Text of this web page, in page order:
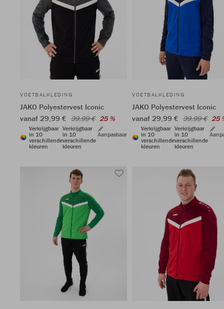
VOETBALKLEDING
JAKO Polyestervest Iconic
vanaf 29,99 € 39,99 € 25 %
Verkrijgbaar
in 10
verschillende
kleuren
Verkrijgbaar
in 10
verschillende
kleuren
Aanpasbaar
VOETBALKLEDING
JAKO Polyestervest Iconic
vanaf 29,99 € 39,99 € 25
Verkrijgbaar
in 10
verschillende
kleuren
Verkrijgbaar
in 10
verschillende
kleuren